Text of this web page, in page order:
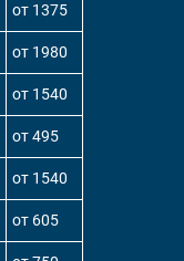
от 1375
от 1980
от 1540
от 495
от 1540
от 605